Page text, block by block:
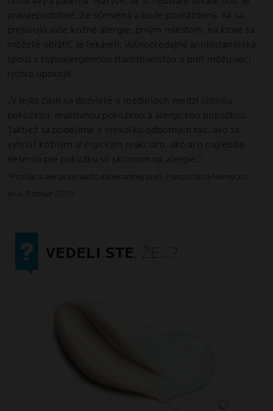
pravdepodobné, že sčervená a bude podráždený. Ak sa
prejavujú vaše kožné alergie, prvým miestom, na ktoré sa
môžete obrátiť, je lekáreň: Voľnopredajné antihistaminiká
spolu s hypoalergénnou starostlivosťou o pleť môžu veci
rýchlo upokojiť.
„V tejto časti sa dozviete o rozdieloch medzi citlivou
pokožkou, reaktívnou pokožkou a alergickou pokožkou.
Taktiež sa podelíme o niekoľko odborných rád, ako sa
vyhnúť kožným alergickým reakciám, ako aj o najlepšie
riešenia pre pokožku so sklonom na alergie.“
*Profilácia alergickej alebo intolerantnej pleti. Francúzsko a Nemecko.
A+A. Február 2009
VEDELI STE, ŽE…?